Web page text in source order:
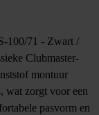
100/71 - Zwart /
Clubmaster-
montuur
wat zorgt voor een
pasvorm en